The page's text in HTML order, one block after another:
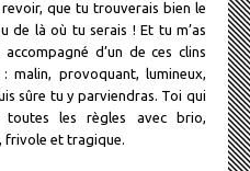
que tu trouverais bien le
de là où tu serais ! Et tu m’as
d’un de ces clins
provoquant, lumineux,
sûre tu y parviendras. Toi qui
toutes les règles avec brio,
frivole et tragique.